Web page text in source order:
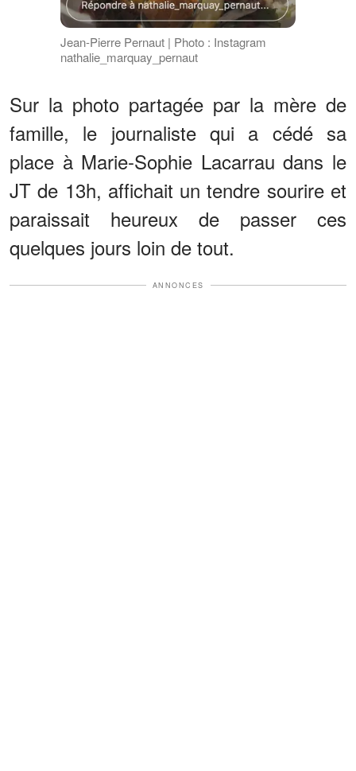
Jean-Pierre Pernaut | Photo : Instagram
nathalie_marquay_pernaut
Sur la photo partagée par la mère de
famille, le journaliste qui a cédé sa
place à Marie-Sophie Lacarrau dans le
JT de 13h, affichait un tendre sourire et
paraissait heureux de passer ces
quelques jours loin de tout.
ANNONCES